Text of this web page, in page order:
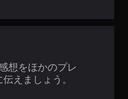
想をほかのプレ
えましょう。